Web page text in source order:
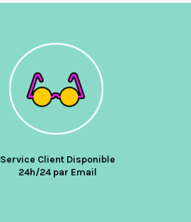
Service Client Disponible
24h/24 par Email